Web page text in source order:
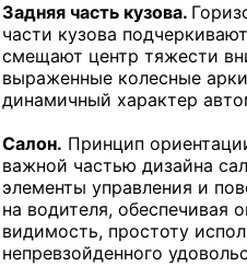
Задняя часть кузова.
части кузова
смещают центр тяжести
выраженные колесные
динамичный характер
Салон. Принцип
важной частью дизайна
элементы управления и
на водителя, обеспечивая
видимость, простоту
непревзойденного